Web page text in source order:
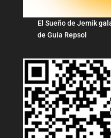
El Sueño de Jemik
de Guía Repsol